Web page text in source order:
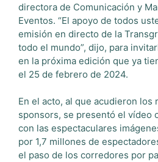
directora de Comunicación y
Eventos. “El apoyo de todos
emisión en directo de la
todo el mundo”, dijo, para
en la próxima edición que ya
el 25 de febrero de 2024.
En el acto, al que acudieron los
sponsors, se presentó el vídeo
con las espectaculares
por 1,7 millones de
el paso de los corredores por